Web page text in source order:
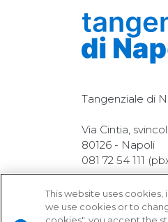
Tangenziale di
Via Cintia,
80126 - Napoli
081 72 54 111
This website uses
we use cookies or to